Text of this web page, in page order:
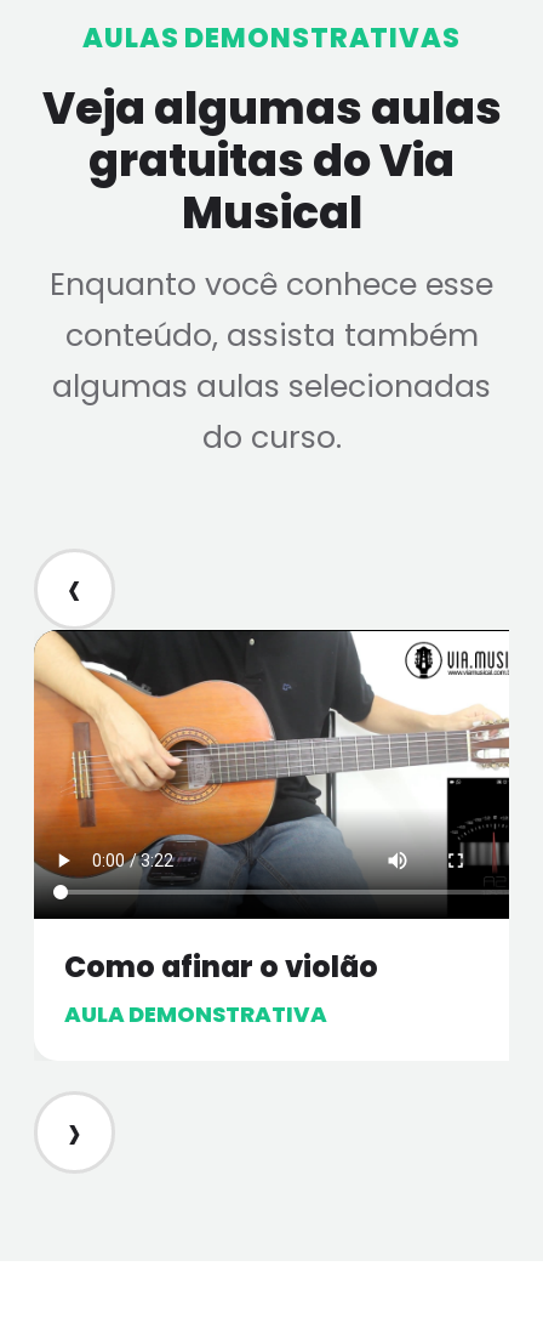
AULAS DEMONSTRATIVAS
Veja algumas aulas
gratuitas do Via
Musical
Enquanto você conhece esse
conteúdo, assista também
algumas aulas selecionadas
do curso.
‹
Como afinar o violão
AULA DEMONSTRATIVA
›